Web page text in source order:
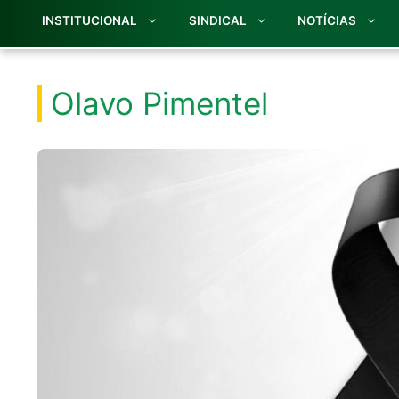
INSTITUCIONAL SINDICAL NOTÍCIAS
Olavo Pimentel